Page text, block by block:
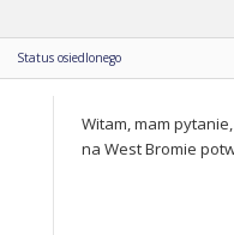
Status osiedlonego
Witam, mam
na West Bromie